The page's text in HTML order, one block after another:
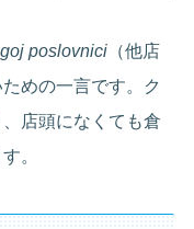
poslovnici （他店
めの一言です。ク
店頭になくても倉
。